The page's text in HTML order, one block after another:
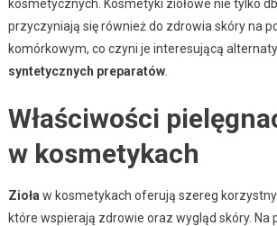
kosmetycznych. Kosmetyki ziołowe nie tylko
przyczyniają się również do zdrowia skóry na
komórkowym, co czyni je interesującą
syntetycznych preparatów.
Właściwości
w kosmetykach
Zioła w kosmetykach oferują szereg
które wspierają zdrowie oraz wygląd skóry. Na